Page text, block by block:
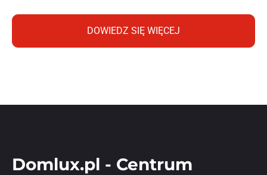
DOWIEDZ SIĘ WIĘCEJ
Domlux.pl - Centrum